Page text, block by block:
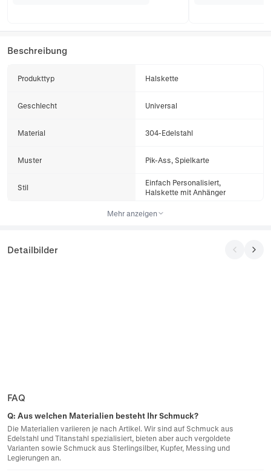
Beschreibung
Produkttyp Halskette
Geschlecht Universal
Material 304-Edelstahl
Muster Pik-Ass, Spielkarte
Stil
Einfach Personalisiert,
Halskette mit Anhänger
Mehr anzeigen
Detailbilder
FAQ
Q: Aus welchen Materialien besteht Ihr Schmuck?
Die Materialien variieren je nach Artikel. Wir sind auf Schmuck aus
Edelstahl und Titanstahl spezialisiert, bieten aber auch vergoldete
Varianten sowie Schmuck aus Sterlingsilber, Kupfer, Messing und
Legierungen an.